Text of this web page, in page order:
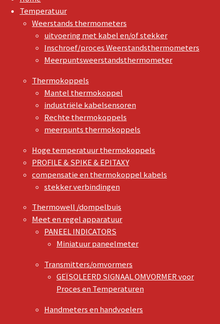
Temperatuur
Weerstands thermometers
uitvoering met kabel en/of stekker
Inschroef/proces Weerstandsthermometers
Meerpuntsweerstandsthermometer
Thermokoppels
Mantel thermokoppel
industriële kabelsensoren
Rechte thermokoppels
meerpunts thermokoppels
Hoge temperatuur thermokoppels
PROFILE & SPIKE & EPITAXY
compensatie en thermokoppel kabels
stekker verbindingen
Thermowell /dompelbuis
Meet en regel apparatuur
PANEEL INDICATORS
Miniatuur paneelmeter
Transmitters/omvormers
GEÏSOLEERD SIGNAAL OMVORMER voor
Proces en Temperaturen
Handmeters en handvoelers